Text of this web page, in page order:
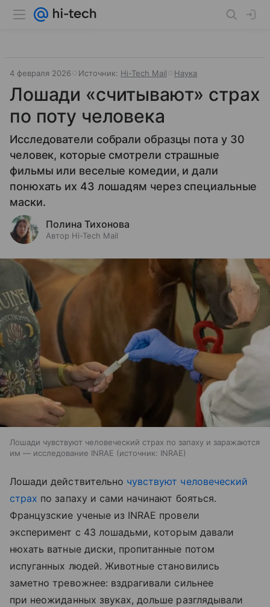
4 февраля 2026 Источник: Hi-Tech Mail Наука
Лошади «считывают» страх
по поту человека
Исследователи собрали образцы пота у 30
человек, которые смотрели страшные
фильмы или веселые комедии, и дали
понюхать их 43 лошадям через специальные
маски.
Полина Тихонова
Автор Hi-Tech Mail
Лошади чувствуют человеческий страх по запаху и заражаются
им — исследование INRAE
источник: INRAE
Лошади действительно чувствуют человеческий
страх по запаху и сами начинают бояться.
Французские ученые из INRAE провели
эксперимент с 43 лошадьми, которым давали
нюхать ватные диски, пропитанные потом
испуганных людей. Животные становились
заметно тревожнее: вздрагивали сильнее
при неожиданных звуках, дольше разглядывали